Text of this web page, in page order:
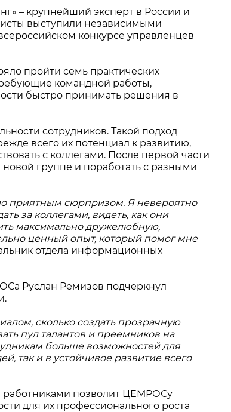
– крупнейший эксперт в России и
выступили независимыми
конкурсе управленцев
пройти семь практических
командной работы,
быстро принимать решения в
сотрудников. Такой подход
всего их потенциал к развитию,
с коллегами. После первой части
группе и поработать с разными
приятным сюрпризом. Я невероятно
за коллегами, видеть, как они
максимально дружелюбную,
ценный опыт, который помог мне
отдела информационных
Руслан Ремизов подчеркнул
сколько создать прозрачную
пул талантов и преемников на
больше возможностей для
так и в устойчивое развитие всего
работниками позволит ЦЕМРОСу
для их профессионального роста